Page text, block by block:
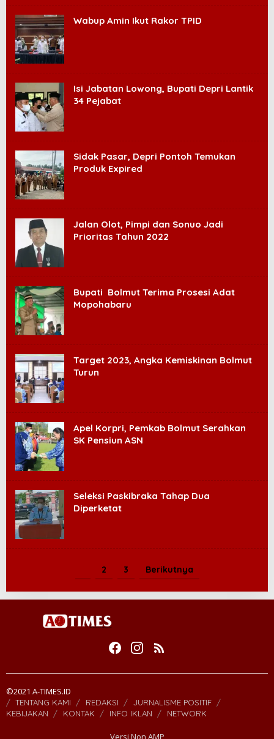
Wabup Amin Ikut Rakor TPID
Isi Jabatan Lowong, Bupati Depri Lantik
34 Pejabat
Sidak Pasar, Depri Pontoh Temukan
Produk Expired
Jalan Olot, Pimpi dan Sonuo Jadi
Prioritas Tahun 2022
Bupati Bolmut Terima Prosesi Adat
Mopohabaru
Target 2023, Angka Kemiskinan Bolmut
Turun
Apel Korpri, Pemkab Bolmut Serahkan
SK Pensiun ASN
Seleksi Paskibraka Tahap Dua
Diperketat
2 3 Berikutnya
©2021 A-TIMES.ID
TENTANG KAMI REDAKSI
JURNALISME POSITIF
KEBIJAKAN
KONTAK INFO IKLAN NETWORK
Versi Non AMP